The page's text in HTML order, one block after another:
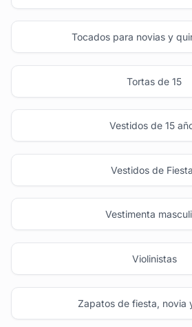
Tocados para novias y
Tortas de 15
Vestidos de 15
Vestidos de
Vestimenta
Violinistas
Zapatos de fiesta, novia